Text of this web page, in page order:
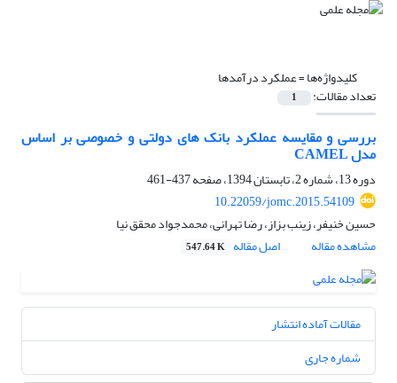
کلیدواژه‌ها =عملکرد درآمدها
تعداد مقالات: 1
بررسی و مقایسه عملکرد بانک های دولتی و خصوصی بر اساس
مدل CAMEL
دوره 13، شماره 2، تابستان 1394، صفحه
437-461
10.22059/jomc.2015.54109
حسین خنیفر، زینب بزاز، رضا تهرانی، محمدجواد محقق نیا
مشاهده مقاله
اصل مقاله 547.64 K
مقالات آماده انتشار
شماره جاری